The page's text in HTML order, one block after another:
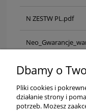
N ZESTW PL.pdf
Chrom.jpg
Dbamy o
Pliki cookies i
działanie strony i
potrzeb. Możesz